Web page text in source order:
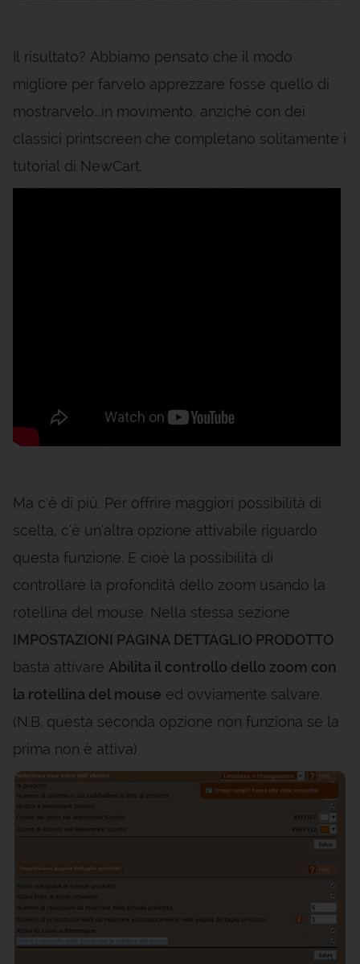
Il risultato? Abbiamo pensato che il modo
migliore per farvelo apprezzare fosse quello di
mostrarvelo...in movimento, anziché con dei
classici printscreen che completano solitamente i
tutorial di NewCart.
Ma c'è di più. Per offrire maggiori possibilità di
scelta, c'è un'altra opzione attivabile riguardo
questa funzione. E cioè la possibilità di
controllare la profondità dello zoom usando la
rotellina del mouse. Nella stessa sezione
IMPOSTAZIONI PAGINA DETTAGLIO PRODOTTO
basta attivare Abilita il controllo dello zoom con
la rotellina del mouse ed ovviamente salvare.
(N.B. questa seconda opzione non funziona se la
prima non è attiva)